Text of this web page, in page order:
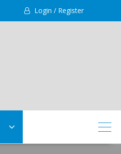
Login / Register